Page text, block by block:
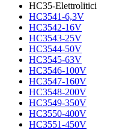
HC35-Elettrolitici
HC3541-6,3V
HC3542-16V
HC3543-25V
HC3544-50V
HC3545-63V
HC3546-100V
HC3547-160V
HC3548-200V
HC3549-350V
HC3550-400V
HC3551-450V